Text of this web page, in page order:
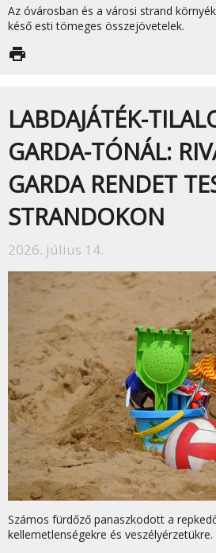
Az óvárosban és a városi strand
késő esti tömeges összejövetelek.
print
LABDAJÁTÉK-
GARDA-TÓNÁL:
GARDA RENDET
STRANDOKON
2026. július 14.
Számos fürdőző panaszkodott a
kellemetlenségekre és veszélyérzetükre.